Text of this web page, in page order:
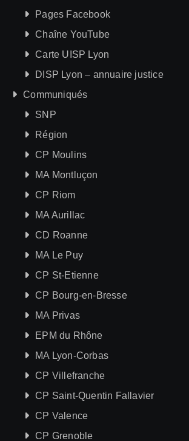
Pages Facebook
Chaîne YouTube
Carte UISP Lyon
DISP Lyon – annuaire justice
Communiqués
SNP
Région
CP Moulins
MA Montluçon
CP Riom
MA Aurillac
CD Roanne
MA Le Puy
CP St-Etienne
CP Bourg-en-Bresse
MA Privas
EPM du Rhône
MA Lyon-Corbas
CP Villefranche
CP Saint-Quentin Fallavier
CP Valence
CP Grenoble